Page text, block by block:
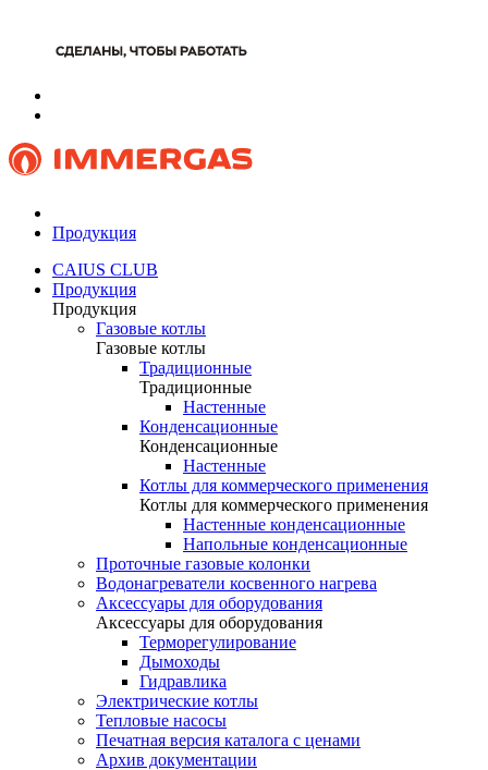
Продукция
CAIUS CLUB
Продукция
Продукция
Газовые котлы
Газовые котлы
Традиционные
Традиционные
Настенные
Конденсационные
Конденсационные
Настенные
Котлы для коммерческого применения
Котлы для коммерческого применения
Настенные конденсационные
Напольные конденсационные
Проточные газовые колонки
Водонагреватели косвенного нагрева
Аксессуары для оборудования
Аксессуары для оборудования
Терморегулирование
Дымоходы
Гидравлика
Электрические котлы
Тепловые насосы
Печатная версия каталога с ценами
Архив документации